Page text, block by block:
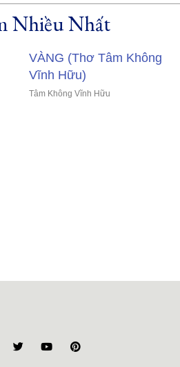
Nhiều Nhất
VÀNG (Thơ Tâm Không
Vĩnh Hữu)
Tâm Không Vĩnh Hữu